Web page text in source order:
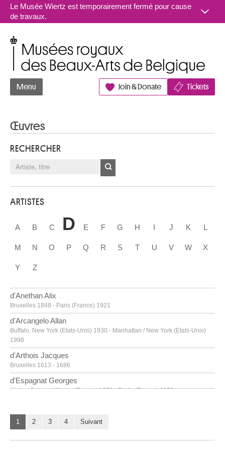
Aller au contenu
Le Musée Wiertz est temporairement fermé pour cause
de travaux.
Menu Join & Donate Tickets
Œuvres
RECHERCHER
ARTISTES
A B C D E F G H I J K L
M N O P Q R S T U V W X
Y Z
d'Anethan Alix
Bruxelles 1848 - Paris (France) 1921
d'Arcangelo Allan
Buffalo, New York (Etats-Unis) 1930 - Manhattan / New York (Etats-Unis)
1998
d'Arthois Jacques
Bruxelles 1613 - 1686
d'Espagnat Georges
Melun, Seine-et-Marne (France) 1870 - Parijs (France) 1950
Grammont 1928 - Paris 2007
d'Haese Roel
Grammont 1921 - Bruges 1996
1 2 3 4 Suivant